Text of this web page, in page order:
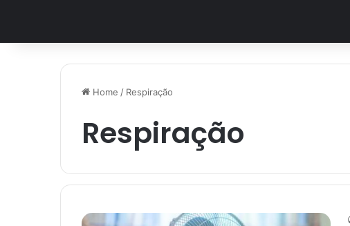
Home / Respiração
Respiração